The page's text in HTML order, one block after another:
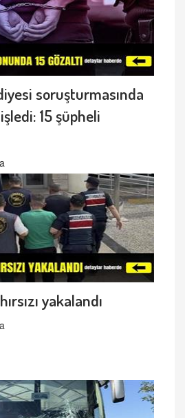
soruşturmasında
15 şüpheli
yakalandı